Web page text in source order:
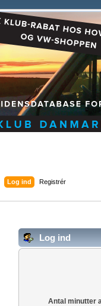
Log ind Registrér
Log ind
Antal minutter